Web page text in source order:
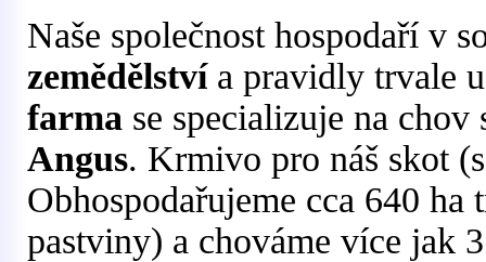
Naše společnost hospodaří v
zemědělstvía pravidly trvale
farma se specializuje na
Angus. Krmivo pro náš skot
Obhospodařujeme cca 640
pastviny) a chováme více jak